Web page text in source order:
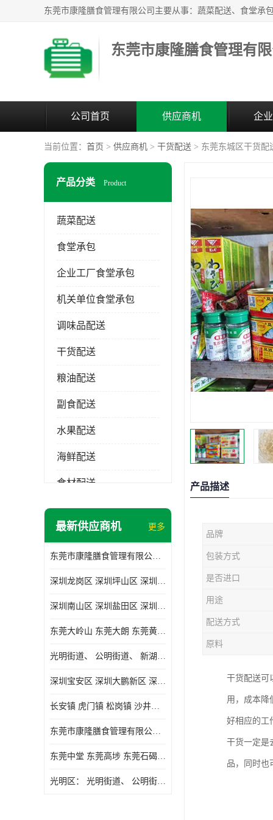
东莞市康隆膳食管理有
公司首页 供应商机 企
当前位置： 首页 > 供应商机 > 干货配送 > 东莞东城区干货配
产品分类 Product
蔬菜配送
食堂承包
企业工厂食堂承包
机关单位食堂承包
调味品配送
干货配送
粮油配送
副食配送
水果配送
海鲜配送
食材配送
最新供应商机 更多
东莞市康隆膳食管理有限公司主要经营蔬菜配送 东莞食堂承包 光明蔬菜配送 深圳市食堂承包 深圳市蔬菜配送等业务 欢迎咨询了解
深圳龙岗区 深圳坪山区 深圳光明区 深圳龙华区
深圳南山区 深圳盐田区 深圳福田区 深圳罗湖区 深圳龙岗区
东莞大岭山 东莞大朗 东莞黄江 东莞樟木头 蔬菜配送
光明街道、 公明街道、 新湖街道、
深圳宝安区 深圳大鹏新区 深圳特别合作区
长安镇 虎门镇 松岗镇 沙井镇 公明镇 莞城街道 南城街道 东城街道 万江街道 石碣镇 石龙镇 茶山镇 石排镇 企石镇 横沥镇
东莞市康隆膳食管理有限公司 长安蔬菜配送 虎门蔬菜配送 大岭山蔬菜配送
东莞中堂 东莞高埗 东莞石碣 东莞望牛墩 东莞洪梅 东莞道滘 东莞石龙镇 东莞石排镇
光明区： 光明街道、 公明街道、 新湖街道、 凤凰街道、 玉塘街道、 马田街道
产品描述
品牌
包装方式
是否进口
用途
配送方式
原料
干货配送可
用，成本降
好相应的工
干货一定是
品，同时也